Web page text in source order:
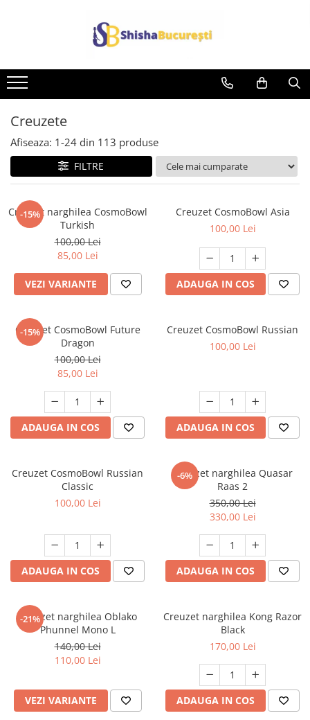
Creuzete
Afiseaza: 1-24 din 113 produse
FILTRE
-15%
Creuzet narghilea CosmoBowl
Turkish
100,00 Lei
85,00 Lei
VEZI VARIANTE
Creuzet CosmoBowl Asia
100,00 Lei
ADAUGA IN COS
-15%
Creuzet CosmoBowl Future
Dragon
100,00 Lei
85,00 Lei
ADAUGA IN COS
Creuzet CosmoBowl Russian
100,00 Lei
ADAUGA IN COS
Creuzet CosmoBowl Russian
Classic
100,00 Lei
ADAUGA IN COS
-6%
Creuzet narghilea Quasar
Raas 2
350,00 Lei
330,00 Lei
ADAUGA IN COS
-21%
Creuzet narghilea Oblako
Phunnel Mono L
140,00 Lei
110,00 Lei
VEZI VARIANTE
Creuzet narghilea Kong Razor
Black
170,00 Lei
ADAUGA IN COS